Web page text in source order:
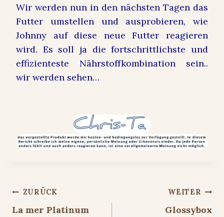
Wir werden nun in den nächsten Tagen das
Futter umstellen und ausprobieren, wie
Johnny auf diese neue Futter reagieren
wird. Es soll ja die fortschrittlichste und
effizienteste Nährstoffkombination sein..
wir werden sehen…
Beitragsnavigation
ZURÜCK
La mer Platinum
WEITER
Glossybox